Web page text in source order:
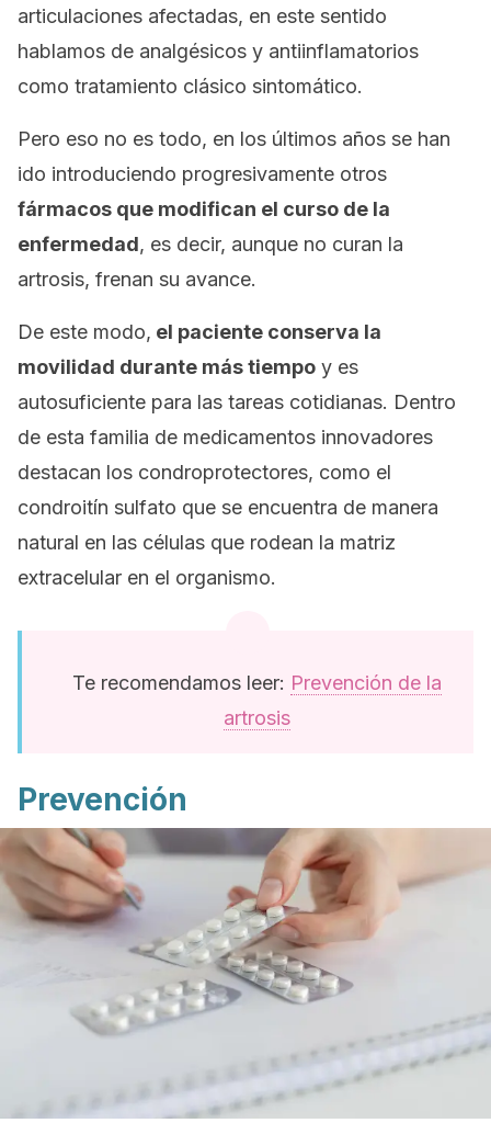
articulaciones afectadas, en este sentido
hablamos de analgésicos y antiinflamatorios
como tratamiento clásico sintomático.
Pero eso no es todo, en los últimos años se han
ido introduciendo progresivamente otros
fármacos que modifican el curso de la
enfermedad, es decir, aunque no curan la
artrosis, frenan su avance.
De este modo, el paciente conserva la
movilidad durante más tiempo y es
autosuficiente para las tareas cotidianas. Dentro
de esta familia de medicamentos innovadores
destacan los condroprotectores, como el
condroitín sulfato que se encuentra de manera
natural en las células que rodean la matriz
extracelular en el organismo.
Te recomendamos leer: Prevención de la
artrosis
Prevención